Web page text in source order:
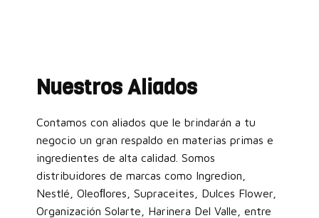
Nuestros Aliados
Contamos con aliados que le brindarán a tu
negocio un gran respaldo en materias primas e
ingredientes de alta calidad. Somos
distribuidores de marcas como Ingredion,
Nestlé, Oleoﬂores, Supraceites, Dulces Flower,
Organización Solarte, Harinera Del Valle, entre